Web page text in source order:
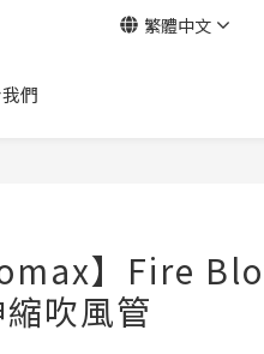
繁體中文
們
】Fire
吹風管